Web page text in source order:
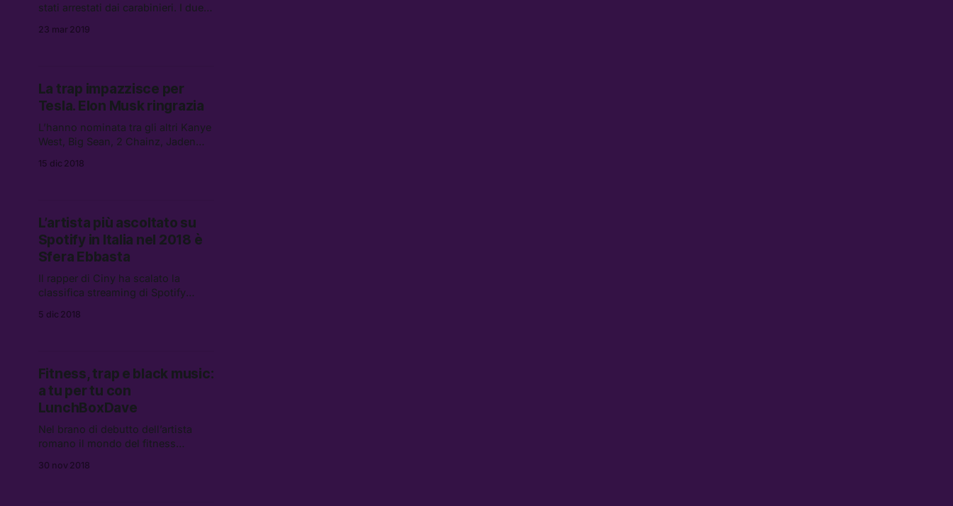
stati arrestati dai carabinieri. I due
dall’uso di armi e si troverebbero
23 mar 2019
La trap impazzisce per
Tesla. Elon Musk ringrazia
L’hanno nominata tra gli altri Kanye
West, Big Sean, 2 Chainz, Jaden
Creator. In Italia, per il momento,
15 dic 2018
L’artista più ascoltato su
Spotify in Italia nel 2018 è
Sfera Ebbasta
Il rapper di Ciny ha scalato la
classifica streaming di Spotify
posizione.
5 dic 2018
Fitness, trap e black music:
a tu per tu con
LunchBoxDave
Nel brano di debutto dell’artista
romano il mondo del fitness
una canzone slegata dalle logiche
30 nov 2018